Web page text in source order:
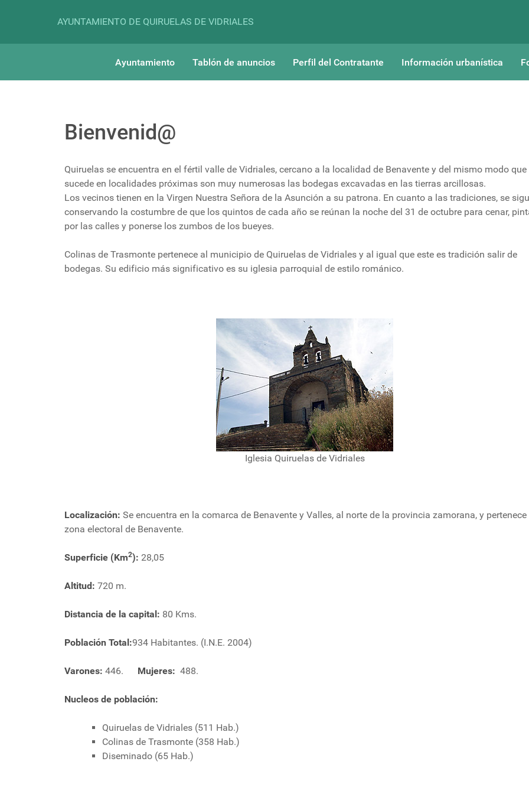
AYUNTAMIENTO DE QUIRUELAS DE VIDRIALES
Ayuntamiento Tablón de anuncios Perfil del Contratante Información urbanística
Bienvenid@
Quiruelas se encuentra en el fértil valle de Vidriales, cercano a la localidad de Benavente y del mismo modo que
sucede en localidades próximas son muy numerosas las bodegas excavadas en las tierras arcillosas.
Los vecinos tienen en la Virgen Nuestra Señora de la Asunción a su patrona. En cuanto a las tradiciones, se
conservando la costumbre de que los quintos de cada año se reúnan la noche del 31 de octubre para cenar,
por las calles y ponerse los zumbos de los bueyes.
Colinas de Trasmonte pertenece al municipio de Quiruelas de Vidriales y al igual que este es tradición salir de
bodegas. Su edificio más significativo es su iglesia parroquial de estilo románico.
Iglesia Quiruelas de Vidriales
Localización: Se encuentra en la comarca de Benavente y Valles, al norte de la provincia zamorana, y
zona electoral de Benavente.
Superficie (Km2): 28,05
Altitud: 720 m.
Distancia de la capital: 80 Kms.
Población Total:934 Habitantes. (I.N.E. 2004)
Varones: 446. Mujeres: 488.
Nucleos de población:
Quiruelas de Vidriales (511 Hab.)
Colinas de Trasmonte (358 Hab.)
Diseminado (65 Hab.)